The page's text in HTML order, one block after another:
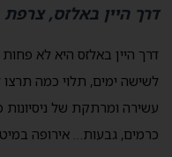
דרך היין באלזס, צרפת
דרך היין באלזס היא לא
לשישה ימים, תלוי כמה תרצו
עשירה ומרתקת של
כרמים, גבעות… אירופה